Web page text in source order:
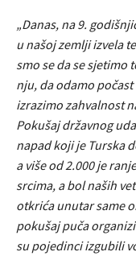
„Danas, na 9.
u našoj zemlji izvela
smo se da se sjetimo
nju, da odamo
izrazimo zahvalnost
Pokušaj državnog
napad koji je Turska
a više od 2.000 je
srcima, a bol naših
otkrića unutar same
pokušaj puča
su pojedinci izgubili